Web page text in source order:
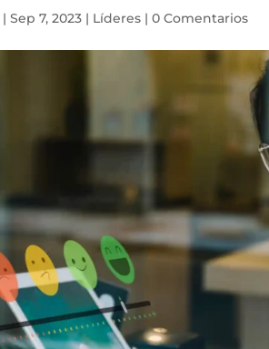
|Sep 7, 2023 | Líderes |0 Comentarios